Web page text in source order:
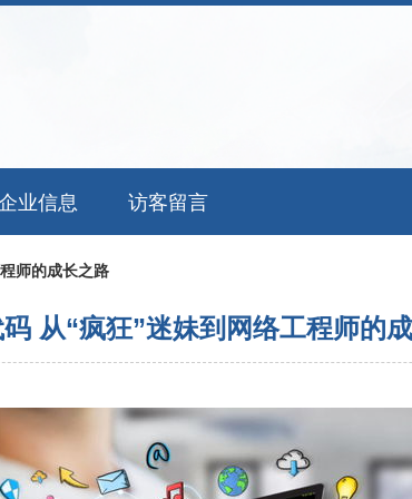
业信息 访客留言
师的成长之路
从“疯狂”迷妹到网络工程师的